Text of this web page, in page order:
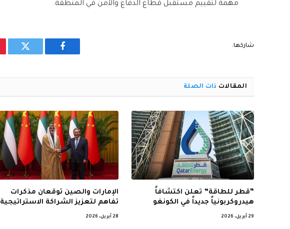
مهمة لتقييم مستقبل قطاع الدفاع والأمن في المنطقة.
شاركها.
فيسبوك تويتر
المقالات ذات الصلة
“قطر للطاقة” تعلن اكتشافاً
هيدروكربونياً جديداً في الكونغو
29 أبريل، 2026
الإمارات والصين توقعان مذكرات
تفاهم لتعزيز الشراكة الاستراتيجية
28 أبريل، 2026